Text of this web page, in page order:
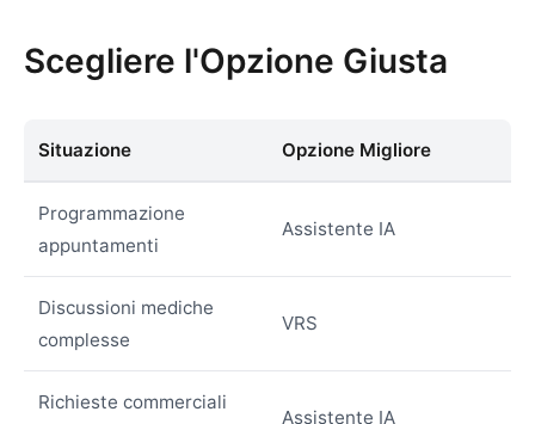
Scegliere l'Opzione Giusta
Situazione Opzione Migliore
Programmazione
appuntamenti
Assistente IA
Discussioni mediche
complesse
VRS
Richieste commerciali
Assistente IA